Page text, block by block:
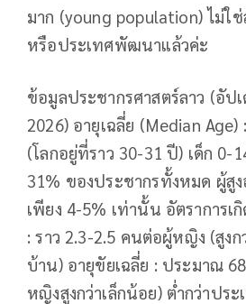
มาก (young population) ไม่ใ
หรือประเทศพัฒนาแล้วค่ะ
ข้อมูลประชากรศาสตร์ลาว (อัป
2026) อายุเฉลี่ย (Median
(โลกอยู่ที่ราว 30-31 ปี) เด็ก 0-
31% ของประชากรทั้งหมด ผู้สู
เพียง 4-5% เท่านั้น อัตราการ
: ราว 2.3-2.5 คนต่อผู้หญิง (สูง
บ้าน) อายุขัยเฉลี่ย : ประมาณ
หญิงสูงกว่าเล็กน้อย) ต่ำกว่าปร